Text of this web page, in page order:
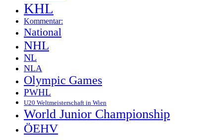
KHL
Kommentar:
National
NHL
NL
NLA
Olympic Games
PWHL
U20 Weltmeisterschaft in Wien
World Junior Championship
ÖEHV